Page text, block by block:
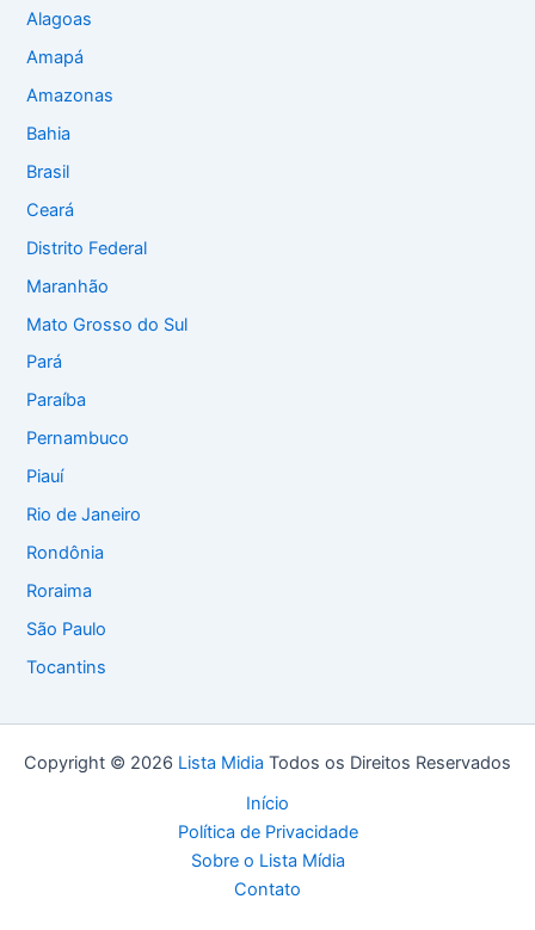
Alagoas
Amapá
Amazonas
Bahia
Brasil
Ceará
Distrito Federal
Maranhão
Mato Grosso do Sul
Pará
Paraíba
Pernambuco
Piauí
Rio de Janeiro
Rondônia
Roraima
São Paulo
Tocantins
Copyright © 2026 Lista Midia Todos os Direitos Reservados
Início
Política de Privacidade
Sobre o Lista Mídia
Contato